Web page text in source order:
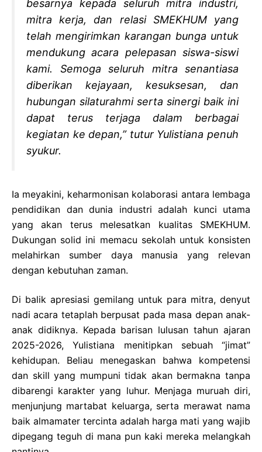
besarnya kepada seluruh mitra industri,
mitra kerja, dan relasi SMEKHUM yang
telah mengirimkan karangan bunga untuk
mendukung acara pelepasan siswa-siswi
kami. Semoga seluruh mitra senantiasa
diberikan kejayaan, kesuksesan, dan
hubungan silaturahmi serta sinergi baik ini
dapat terus terjaga dalam berbagai
kegiatan ke depan,” tutur Yulistiana penuh
syukur.
Ia meyakini, keharmonisan kolaborasi antara lembaga
pendidikan dan dunia industri adalah kunci utama
yang akan terus melesatkan kualitas SMEKHUM.
Dukungan solid ini memacu sekolah untuk konsisten
melahirkan sumber daya manusia yang relevan
dengan kebutuhan zaman.
Di balik apresiasi gemilang untuk para mitra, denyut
nadi acara tetaplah berpusat pada masa depan anak-
anak didiknya. Kepada barisan lulusan tahun ajaran
2025-2026, Yulistiana menitipkan sebuah “jimat”
kehidupan. Beliau menegaskan bahwa kompetensi
dan skill yang mumpuni tidak akan bermakna tanpa
dibarengi karakter yang luhur. Menjaga muruah diri,
menjunjung martabat keluarga, serta merawat nama
baik almamater tercinta adalah harga mati yang wajib
dipegang teguh di mana pun kaki mereka melangkah